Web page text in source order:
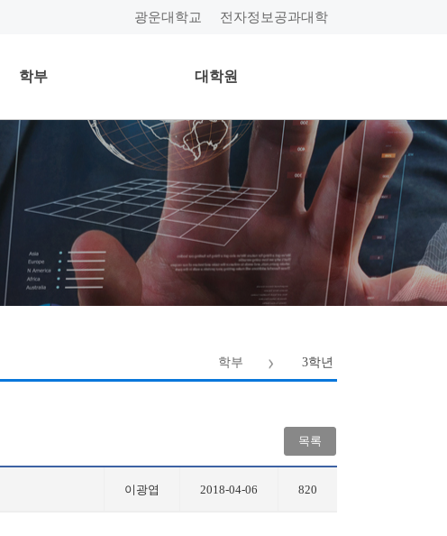
광운대학교 전자정보공과대학
학부 대학원
학부 3학년
목록
이광엽 2018-04-06 820